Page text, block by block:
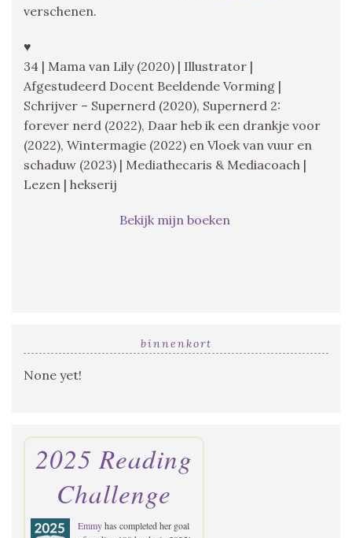
verschenen.
♥
34 | Mama van Lily (2020) | Illustrator |
Afgestudeerd Docent Beeldende Vorming |
Schrijver – Supernerd (2020), Supernerd 2:
forever nerd (2022), Daar heb ik een drankje voor
(2022), Wintermagie (2022) en Vloek van vuur en
schaduw (2023) | Mediathecaris & Mediacoach |
Lezen | hekserij
Bekijk mijn boeken
binnenkort
None yet!
2025 Reading
Challenge
Emmyhas completed her goal